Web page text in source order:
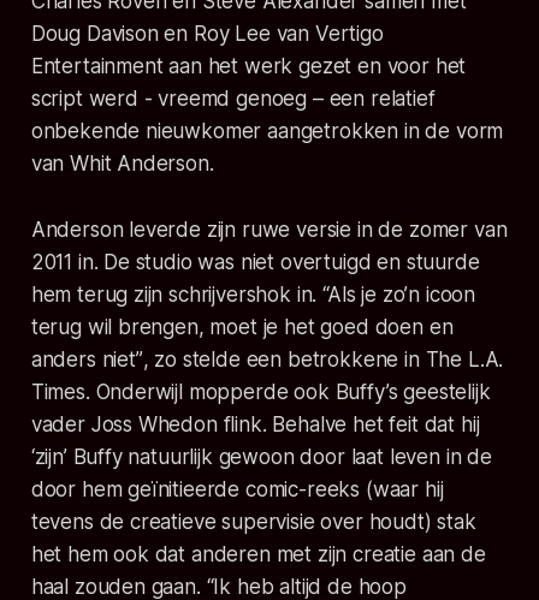
Doug Davison en Roy Lee van Vertigo
Entertainment aan het werk gezet en voor het
script werd - vreemd genoeg – een relatief
onbekende nieuwkomer aangetrokken in de vorm
van Whit Anderson.
Anderson leverde zijn ruwe versie in de zomer van
2011 in. De studio was niet overtuigd en stuurde
hem terug zijn schrijvershok in.“Als je zo’n icoon
terug wil brengen, moet je het goed doen en
anders niet”, zo stelde een betrokkene in The L.A.
Times. Onderwijl mopperde ook Buffy’s geestelijk
vader Joss Whedon flink. Behalve het feit dat hij
‘zijn’ Buffy natuurlijk gewoon door laat leven in de
door hem geïnitieerde comic-reeks (waar hij
tevens de creatieve supervisie over houdt) stak
het hem ook dat anderen met zijn creatie aan de
haal zouden gaan. “Ik heb altijd de hoop